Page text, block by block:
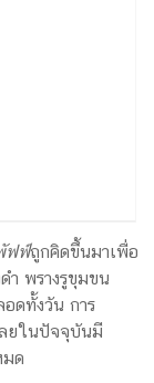
ฟฟ์ถูกคิดขึ้นมาเพื่อ
ำ พรางรูขุมขน
ดทั้งวัน การ
ลยในปัจจุบันมี
มด